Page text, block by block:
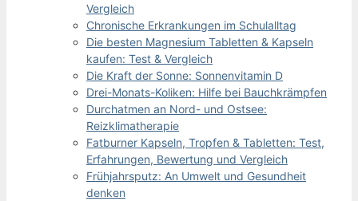
Vergleich
Chronische Erkrankungen im Schulalltag
Die besten Magnesium Tabletten & Kapseln
kaufen: Test & Vergleich
Die Kraft der Sonne: Sonnenvitamin D
Drei-Monats-Koliken: Hilfe bei Bauchkrämpfen
Durchatmen an Nord- und Ostsee:
Reizklimatherapie
Fatburner Kapseln, Tropfen & Tabletten: Test,
Erfahrungen, Bewertung und Vergleich
Frühjahrsputz: An Umwelt und Gesundheit
denken